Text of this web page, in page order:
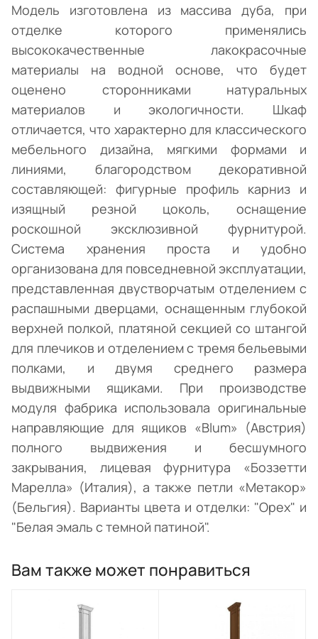
Модель изготовлена из массива дуба, при
отделке которого применялись
высококачественные лакокрасочные
материалы на водной основе, что будет
оценено сторонниками натуральных
материалов и экологичности. Шкаф
отличается, что характерно для классического
мебельного дизайна, мягкими формами и
линиями, благородством декоративной
составляющей: фигурные профиль карниз и
изящный резной цоколь, оснащение
роскошной эксклюзивной фурнитурой.
Система хранения проста и удобно
организована для повседневной эксплуатации,
представленная двустворчатым отделением с
распашными дверцами, оснащенным глубокой
верхней полкой, платяной секцией со штангой
для плечиков и отделением с тремя бельевыми
полками, и двумя среднего размера
выдвижными ящиками. При производстве
модуля фабрика использовала оригинальные
направляющие для ящиков «Blum» (Австрия)
полного выдвижения и бесшумного
закрывания, лицевая фурнитура «Боззетти
Марелла» (Италия), а также петли «Метакор»
(Бельгия). Варианты цвета и отделки: "Орех" и
"Белая эмаль с темной патиной".
Вам также может понравиться